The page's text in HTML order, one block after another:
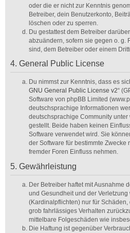
oder die er nicht zur Kenntnis
Betreiber, dein Benutzerkonto,
löschen oder zu sperren.
Du gestattest dem Betreiber
abzuändern, sofern sie gegen o. g.
sind, dem Betreiber oder einem
4. General Public License
Du nimmst zur Kenntnis, dass es
GNU General Public License v2“
Software von phpBB Limited
deutschsprachige Informationen
deutschsprachige Community
gestellt. Beide haben keinen
Software verwendet wird. Sie
der Software für bestimmte Zwecke
fremder Foren Einfluss nehmen.
5. Gewährleistung
Der Betreiber haftet mit Ausnahme
und Gesundheit und der
(Kardinalpflichten) nur für
grob fahrlässiges Verhalten
mittelbare Folgeschäden wie
Die Haftung ist gegenüber